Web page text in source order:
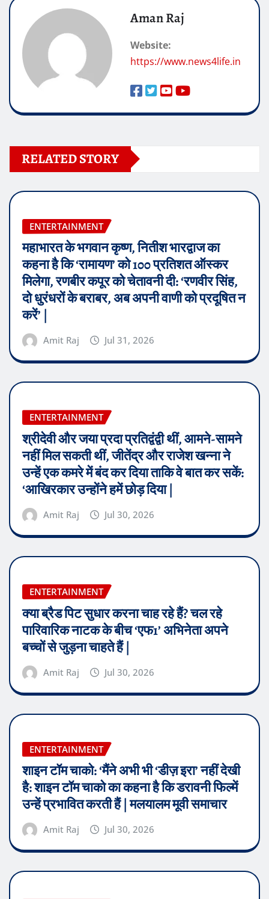
Aman Raj
Website:
https://www.news4life.in
RELATED STORY
ENTERTAINMENT
महाभारत के भगवान कृष्ण, नितीश भारद्वाज का
कहना है कि ‘रामायण’ को 100 प्रतिशत ऑस्कर
मिलेगा, रणबीर कपूर को चेतावनी दी: ‘रणवीर सिंह,
दो धुरंधरों के बराबर, अब अपनी वाणी को प्रदूषित न
करें’ |
Amit Raj Jul 31, 2026
ENTERTAINMENT
श्रीदेवी और जया प्रदा प्रतिद्वंद्वी थीं, आमने-सामने
नहीं मिल सकती थीं, जीतेंद्र और राजेश खन्ना ने
उन्हें एक कमरे में बंद कर दिया ताकि वे बात कर सकें:
‘आखिरकार उन्होंने हमें छोड़ दिया |
Amit Raj Jul 30, 2026
ENTERTAINMENT
क्या ब्रैड पिट सुधार करना चाह रहे हैं? चल रहे
पारिवारिक नाटक के बीच ‘एफ1’ अभिनेता अपने
बच्चों से जुड़ना चाहते हैं |
Amit Raj Jul 30, 2026
ENTERTAINMENT
शाइन टॉम चाको: ‘मैंने अभी भी ‘डीज़ इरा’ नहीं देखी
है: शाइन टॉम चाको का कहना है कि डरावनी फिल्में
उन्हें प्रभावित करती हैं | मलयालम मूवी समाचार
Amit Raj Jul 30, 2026